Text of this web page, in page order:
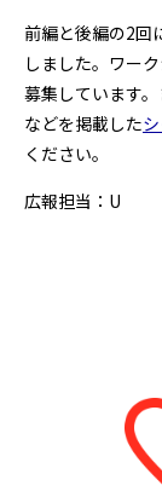
前編と後編の2回
しました。ワー
募集しています
などを掲載した
ください。
広報担当：U